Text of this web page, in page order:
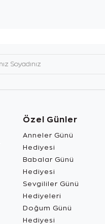
Özel Günler
Anneler Günü
Hediyesi
Babalar Günü
Hediyesi
Sevgililer Günü
Hediyeleri
Doğum Günü
Hediyesi